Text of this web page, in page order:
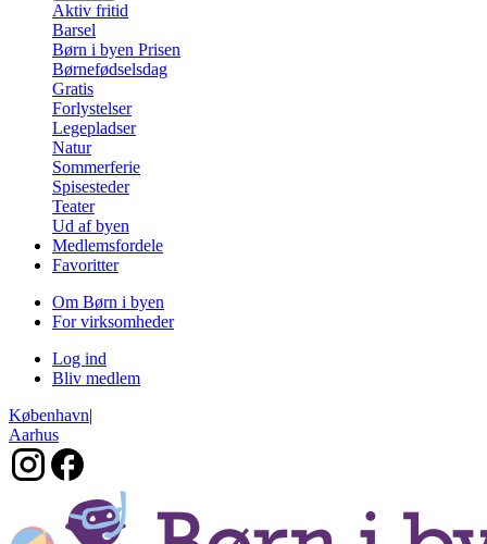
Aktiv fritid
Barsel
Børn i byen Prisen
Børnefødselsdag
Gratis
Forlystelser
Legepladser
Natur
Sommerferie
Spisesteder
Teater
Ud af byen
Medlemsfordele
Favoritter
Om Børn i byen
For virksomheder
Log ind
Bliv medlem
København|
Aarhus